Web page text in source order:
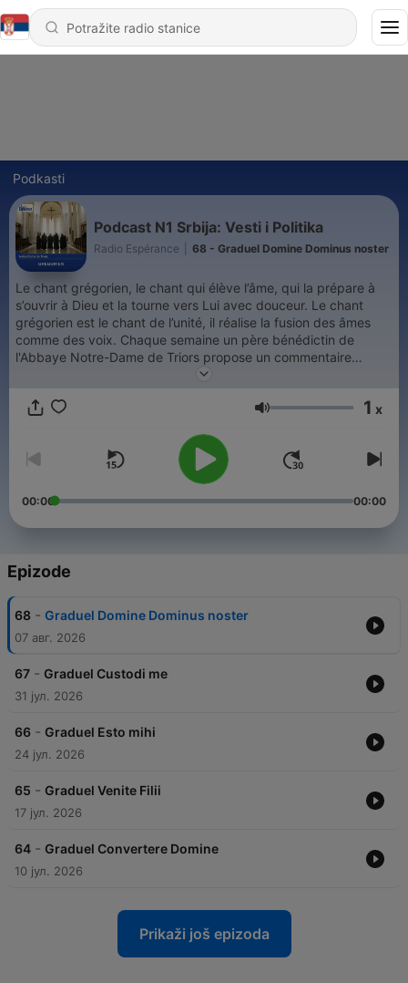
Podkasti
Podcast N1 Srbija: Vesti i Politika
Radio Espérance 68 - Graduel Domine Dominus noster
Le chant grégorien, le chant qui élève l’âme, qui la prépare à
s’ouvrir à Dieu et la tourne vers Lui avec douceur. Le chant
grégorien est le chant de l’unité, il réalise la fusion des âmes
comme des voix. Chaque semaine un père bénédictin de
l'Abbaye Notre-Dame de Triors propose un commentaire
spirituel et musical d'une pièce grégorienne tirée du répertoire
Espérance le vendredi à 10h et 23h30, le dimanche à 02h30 et
Jačina zvuka 1 x
00:00 00:00
Epizode
68 - Graduel Domine Dominus noster
07 авг. 2026
67 - Graduel Custodi me
31 јул. 2026
66 - Graduel Esto mihi
24 јул. 2026
65 - Graduel Venite Filii
17 јул. 2026
64 - Graduel Convertere Domine
10 јул. 2026
Prikaži još epizoda